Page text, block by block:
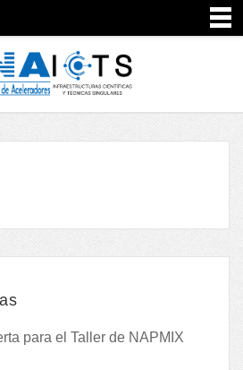
para el Taller de NAPMIX